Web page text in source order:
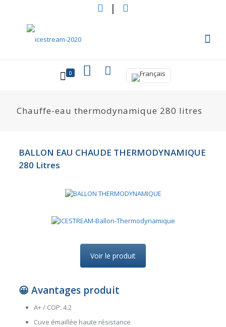
|
0
Chauffe-eau thermodynamique 280 litres
BALLON EAU CHAUDE THERMODYNAMIQUE
280 Litres
Voir le produit
😀 Avantages produit
A+ / COP: 4.2
Cuve émaillée haute résistance